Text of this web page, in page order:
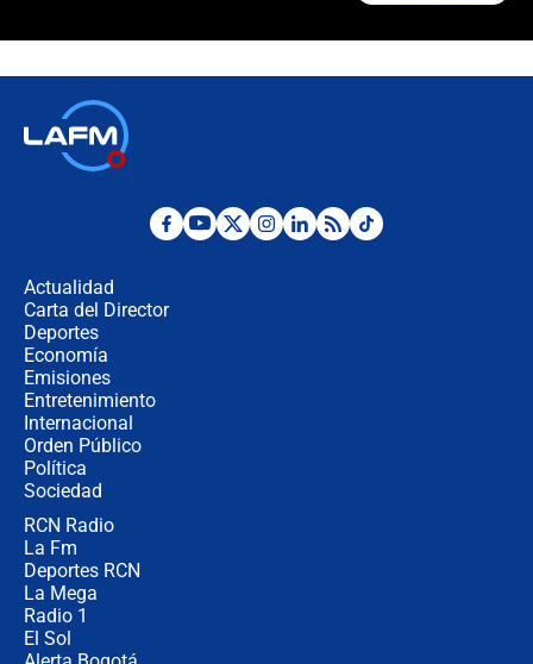
Juan Lozano - 6 de agosto de 2026
Estratega de Abelardo de la Espriella
Actualidad
Carta del Director
Deportes
Economía
Emisiones
Entretenimiento
Internacional
Orden Público
Política
Sociedad
RCN Radio
La Fm
Deportes RCN
La Mega
Radio 1
El Sol